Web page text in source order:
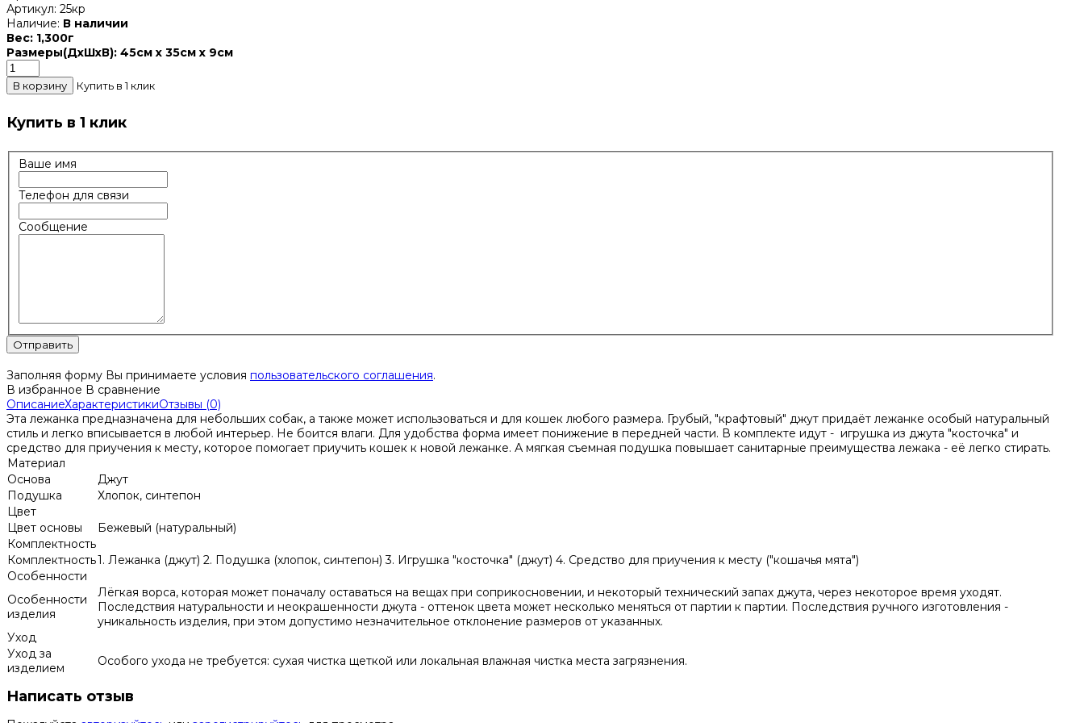
Артикул: 25кр
Наличие: В наличии
Вес: 1,300г
Размеры(ДxШxВ): 45см x 35см x 9см
Купить в 1 клик
Купить в 1 клик
Ваше имя
Телефон для связи
Сообщение
Заполняя форму Вы принимаете условия пользовательского соглашения.
В избранное В сравнение
ОписаниеХарактеристикиОтзывы (0)
Эта лежанка предназначена для небольших собак, а также может использоваться и для кошек любого размера. Грубый, "крафтовый" джут придаёт лежанке особый натуральный
стиль и легко вписывается в любой интерьер. Не боится влаги. Для удобства форма имеет понижение в передней части. В комплекте идут - игрушка из джута "косточка" и
средство для приучения к месту, которое помогает приучить кошек к новой лежанке. А мягкая съемная подушка повышает санитарные преимущества лежака - её легко стирать.
Материал
Основа
Джут
Подушка
Хлопок, синтепон
Цвет
Цвет основы
Бежевый (натуральный)
Комплектность
Комплектность1. Лежанка (джут) 2. Подушка (хлопок, синтепон) 3. Игрушка "косточка" (джут) 4. Средство для приучения к месту ("кошачья мята")
Особенности
Особенности
изделия
Лёгкая ворса, которая может поначалу оставаться на вещах при соприкосновении, и некоторый технический запах джута, через некоторое время уходят.
Последствия натуральности и неокрашенности джута - оттенок цвета может несколько меняться от партии к партии. Последствия ручного изготовления -
уникальность изделия, при этом допустимо незначительное отклонение размеров от указанных.
Уход
Уход за
изделием
Особого ухода не требуется: сухая чистка щеткой или локальная влажная чистка места загрязнения.
Написать отзыв